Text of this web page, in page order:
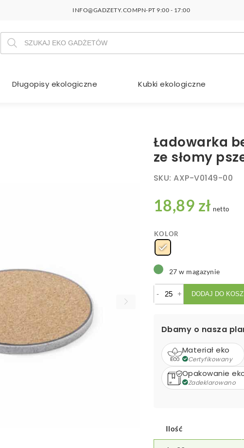
INFO@GADZETY.COMPN-PT 9:00 - 17:00
Wyszukiwarka
produktów
Długopisy ekologiczne Kubki ekologiczne
Ładowarka
ze słomy
SKU:AXP-V0149-00
18,89 zł netto
KOLOR
27 w magazynie
-
ilość
słomy
pszenicznej
+ DODAJ DO
Dbamy o nasza
Materiał eko
Certyfikowany
Opakowanie
Zadeklarowano
Ilość